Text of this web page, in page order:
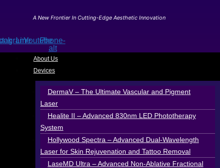
A New Frontier In Cutting-Edge Aesthetic Innovation
LineYoutubePhone-
alt
About Us
Devices
DermaV – The Ultimate Vascular and Pigment
Laser
Healite II – Advanced 830nm LED Phototherapy
System
Hollywood Spectra – Advanced Dual-Wavelength
Laser for Skin Rejuvenation and Tattoo Removal
LaseMD Ultra – Advanced Non-Ablative Fractional